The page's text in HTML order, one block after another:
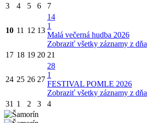
3 4 5 6 7
10 11 12 13
14
1
Malá večerná hudba 2026
Zobraziť všetky záznamy z dňa
17 18 19 20 21
24 25 26 27
28
1
FESTIVAL POMLE 2026
Zobraziť všetky záznamy z dňa
31 1 2 3 4